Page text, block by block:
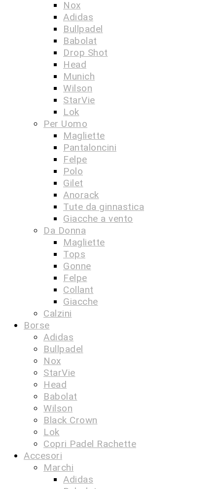
Nox
Adidas
Bullpadel
Babolat
Drop Shot
Head
Munich
Wilson
StarVie
Lok
Per Uomo
Magliette
Pantaloncini
Felpe
Polo
Gilet
Anorack
Tute da ginnastica
Giacche a vento
Da Donna
Magliette
Tops
Gonne
Felpe
Collant
Giacche
Calzini
Borse
Adidas
Bullpadel
Nox
StarVie
Head
Babolat
Wilson
Black Crown
Lok
Copri Padel Rachette
Accesori
Marchi
Adidas